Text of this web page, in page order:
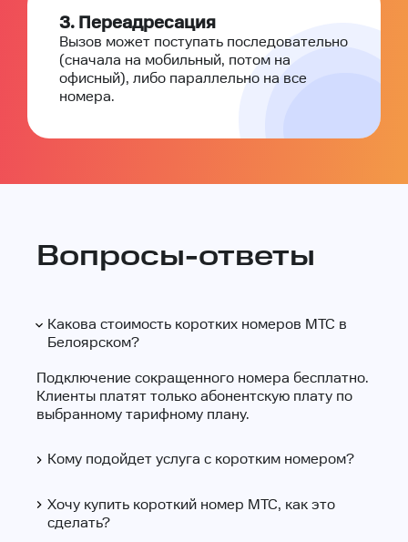
3. Переадресация
Вызов может поступать последовательно
(сначала на мобильный, потом на
офисный), либо параллельно на все
номера.
Вопросы-ответы
Какова стоимость коротких номеров МТС в
Белоярском?
Подключение сокращенного номера бесплатно.
Клиенты платят только абонентскую плату по
выбранному тарифному плану.
Кому подойдет услуга с коротким номером?
Хочу купить короткий номер МТС, как это
сделать?